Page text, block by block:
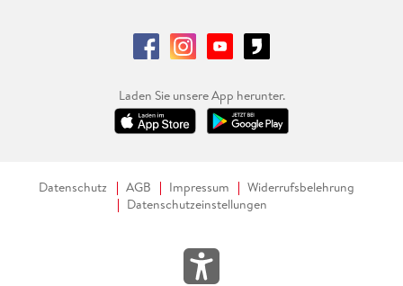
Laden Sie unsere App herunter.
Datenschutz AGB Impressum
Widerrufsbelehrung
Datenschutzeinstellungen